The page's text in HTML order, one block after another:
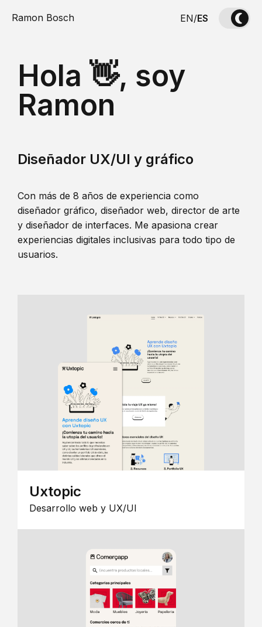
Ramon Bosch EN/ES
Hola 👋, soy
Ramon
Diseñador UX/UI y gráfico
Con más de 8 años de experiencia como
diseñador gráfico, diseñador web, director de arte
y diseñador de interfaces. Me apasiona crear
experiencias digitales inclusivas para todo tipo de
usuarios.
Uxtopic
Desarrollo web y UX/UI